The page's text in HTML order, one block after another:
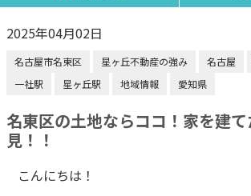
2025年04月02日
名古屋市名東区 星ヶ丘不動産の強み 名古屋
一社駅
星ヶ丘駅 地域情報 愛知県
名東区の土地ならココ！家を建
見！！
こんにちは！